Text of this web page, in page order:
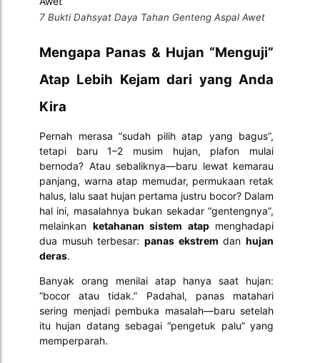
Tarkey
Tegola
Tarkey7 Bukti Dahsyat Daya Tahan Genteng Aspal Awet
Mengapa Panas & Hujan “Menguji”
Atap Lebih Kejam dari yang Anda
Kira
Pernah merasa “sudah pilih atap yang bagus”,
tetapi baru 1–2 musim hujan, plafon mulai
bernoda? Atau sebaliknya—baru lewat kemarau
panjang, warna atap memudar, permukaan retak
halus, lalu saat hujan pertama justru bocor? Dalam
hal ini, masalahnya bukan sekadar “gentengnya”,
melainkan ketahanan sistem atapmenghadapi
dua musuh terbesar: panas ekstrem danhujan
deras.
Banyak orang menilai atap hanya saat hujan:
“bocor atau tidak.” Padahal, panas matahari
sering menjadi pembuka masalah—baru setelah
itu hujan datang sebagai “pengetuk palu” yang
memperparah.